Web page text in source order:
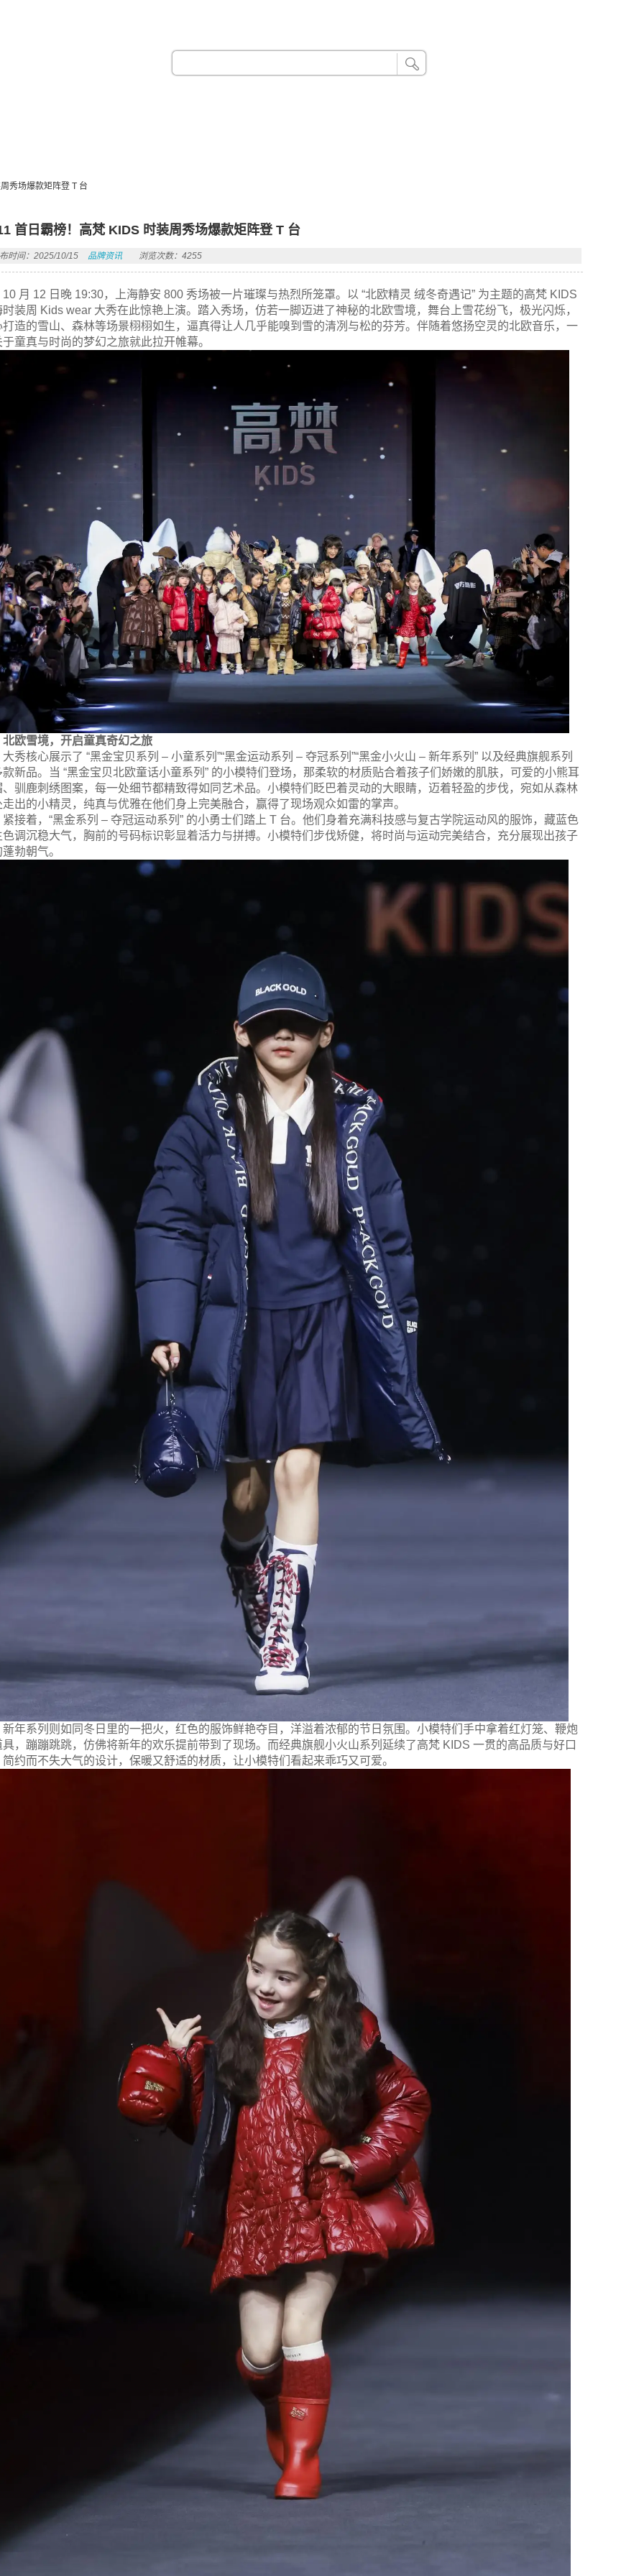
秀场爆款矩阵登 T 台
首日霸榜！高梵 KIDS 时装周秀场爆款矩阵登 T 台
时间：2025/10/15 品牌资讯 浏览次数：4255
10 月 12 日晚 19:30，上海静安 800 秀场被一片璀璨与热烈所笼罩。以 “北欧精灵 绒冬奇遇记” 为主题的高梵 KIDS
时装周 Kids wear 大秀在此惊艳上演。踏入秀场，仿若一脚迈进了神秘的北欧雪境，舞台上雪花纷飞，极光闪烁，
打造的雪山、森林等场景栩栩如生，逼真得让人几乎能嗅到雪的清冽与松的芬芳。伴随着悠扬空灵的北欧音乐，一
于童真与时尚的梦幻之旅就此拉开帷幕。
北欧雪境，开启童真奇幻之旅
大秀核心展示了 “黑金宝贝系列 – 小童系列”“黑金运动系列 – 夺冠系列”“黑金小火山 – 新年系列” 以及经典旗舰系列
款新品。当 “黑金宝贝北欧童话小童系列” 的小模特们登场，那柔软的材质贴合着孩子们娇嫩的肌肤，可爱的小熊耳
、驯鹿刺绣图案，每一处细节都精致得如同艺术品。小模特们眨巴着灵动的大眼睛，迈着轻盈的步伐，宛如从森林
走出的小精灵，纯真与优雅在他们身上完美融合，赢得了现场观众如雷的掌声。
紧接着，“黑金系列 – 夺冠运动系列” 的小勇士们踏上 T 台。他们身着充满科技感与复古学院运动风的服饰，藏蓝色
色调沉稳大气，胸前的号码标识彰显着活力与拼搏。小模特们步伐矫健，将时尚与运动完美结合，充分展现出孩子
勃朝气。
新年系列则如同冬日里的一把火，红色的服饰鲜艳夺目，洋溢着浓郁的节日氛围。小模特们手中拿着红灯笼、鞭炮
具，蹦蹦跳跳，仿佛将新年的欢乐提前带到了现场。而经典旗舰小火山系列延续了高梵 KIDS 一贯的高品质与好口
简约而不失大气的设计，保暖又舒适的材质，让小模特们看起来乖巧又可爱。